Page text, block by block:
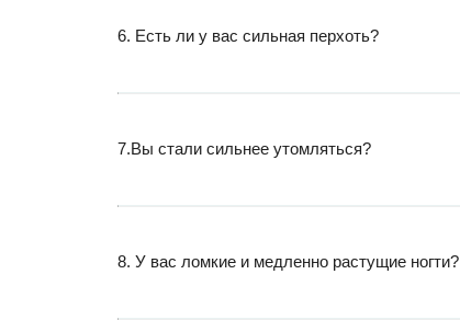
6. Есть ли у вас сильная перхоть?
7.Вы стали сильнее утомляться?
8. У вас ломкие и медленно растущие ногти?